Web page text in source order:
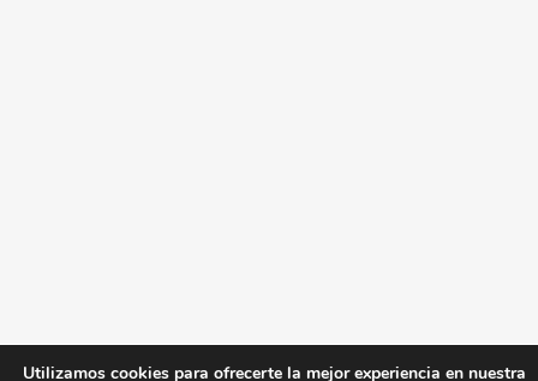
Utilizamos cookies para ofrecerte la mejor experiencia en nuestra